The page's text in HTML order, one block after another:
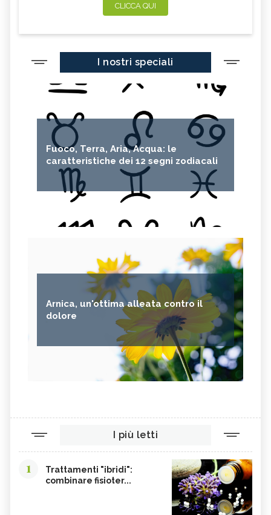
CLICCA QUI
I nostri speciali
Fuoco, Terra, Aria, Acqua: le
caratteristiche dei 12 segni zodiacali
Arnica, un'ottima alleata contro il
dolore
I più letti
1
Trattamenti "ibridi":
combinare fisioter...